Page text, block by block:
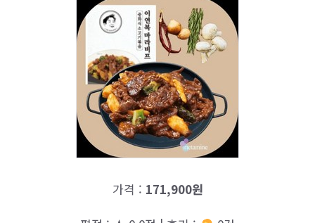
가격 : 171,900원